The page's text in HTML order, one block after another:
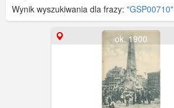
Wynik wyszukiwania dla frazy: "GSP00710"
ok. 1900